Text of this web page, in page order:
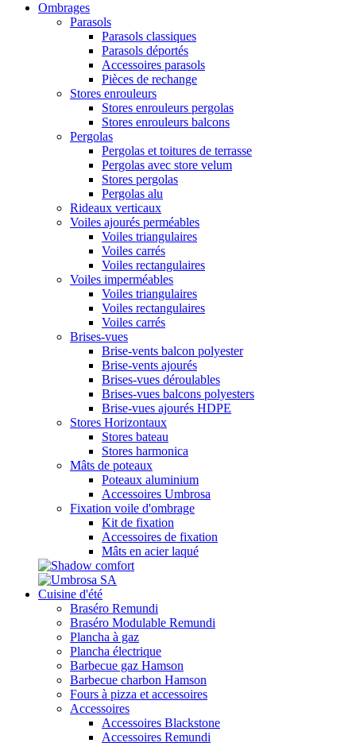
Ombrages
Parasols
Parasols classiques
Parasols déportés
Accessoires parasols
Pièces de rechange
Stores enrouleurs
Stores enrouleurs pergolas
Stores enrouleurs balcons
Pergolas
Pergolas et toitures de terrasse
Pergolas avec store velum
Stores pergolas
Pergolas alu
Rideaux verticaux
Voiles ajourés perméables
Voiles triangulaires
Voiles carrés
Voiles rectangulaires
Voiles imperméables
Voiles triangulaires
Voiles rectangulaires
Voiles carrés
Brises-vues
Brise-vents balcon polyester
Brise-vents ajourés
Brises-vues déroulables
Brises-vues balcons polyesters
Brise-vues ajourés HDPE
Stores Horizontaux
Stores bateau
Stores harmonica
Mâts de poteaux
Poteaux aluminium
Accessoires Umbrosa
Fixation voile d'ombrage
Kit de fixation
Accessoires de fixation
Mâts en acier laqué
Cuisine d'été
Braséro Remundi
Braséro Modulable Remundi
Plancha à gaz
Plancha électrique
Barbecue gaz Hamson
Barbecue charbon Hamson
Fours à pizza et accessoires
Accessoires
Accessoires Blackstone
Accessoires Remundi